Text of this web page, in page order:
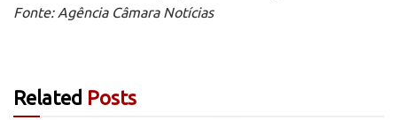
Fonte: Agência Câmara Notícias
Related Posts